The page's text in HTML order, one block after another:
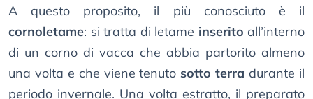
A questo proposito, il più conosciuto è il
cornoletame: si tratta di letame inserito all’interno
di un corno di vacca che abbia partorito almeno
una volta e che viene tenuto sotto terra durante il
periodo invernale. Una volta estratto, il preparato